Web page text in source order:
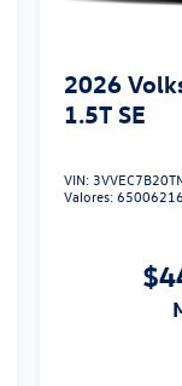
2026
1.5T SE
VIN:
Valores:65006216